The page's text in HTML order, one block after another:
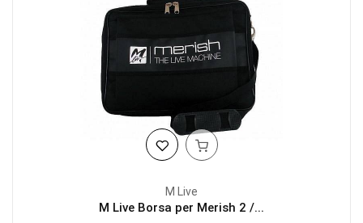
M Live
M Live Borsa per Merish 2 /...